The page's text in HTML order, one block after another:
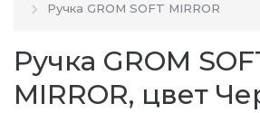
Ручка GROM SOFT MIRROR
Ручка GROM
MIRROR, цвет